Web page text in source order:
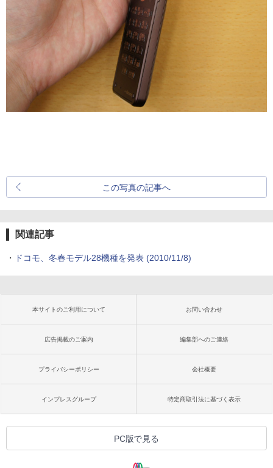
この写真の記事へ
関連記事
・ ドコモ、冬春モデル28機種を発表 (2010/11/8)
本サイトのご利用について お問い合わせ
広告掲載のご案内 編集部へのご連絡
プライバシーポリシー 会社概要
インプレスグループ 特定商取引法に基づく表示
PC版で見る